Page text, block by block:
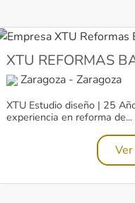
XTU REFORMAS
Zaragoza - Zaragoza
XTU Estudio diseño | 25
experiencia en reforma de...